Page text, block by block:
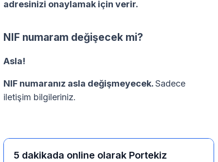
adresinizi onaylamak için verir.
NIF numaram değişecek mi?
Asla!
NIF numaranız asla değişmeyecek.Sadece
iletişim bilgileriniz.
5 dakikada online olarak Portekiz